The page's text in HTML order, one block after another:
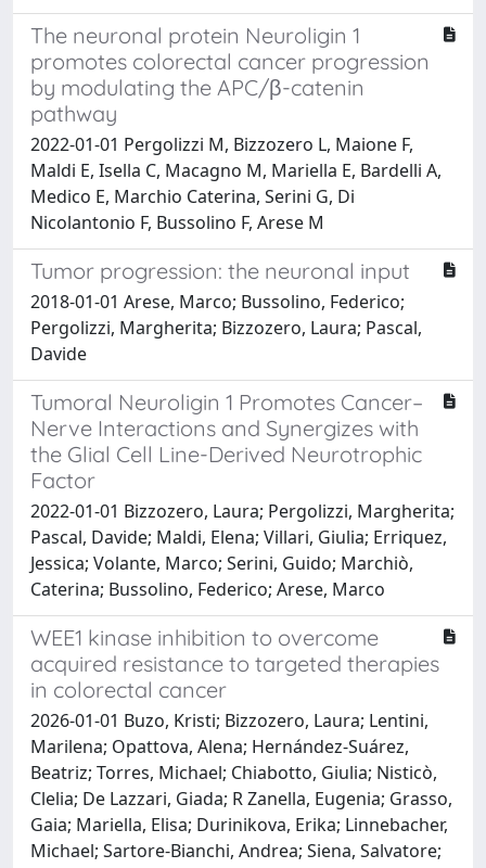
The neuronal protein Neuroligin 1
promotes colorectal cancer progression
by modulating the APC/β-catenin
pathway
2022-01-01 Pergolizzi M, Bizzozero L, Maione F,
Maldi E, Isella C, Macagno M, Mariella E, Bardelli A,
Medico E, Marchio Caterina, Serini G, Di
Nicolantonio F, Bussolino F, Arese M
Tumor progression: the neuronal input
2018-01-01 Arese, Marco; Bussolino, Federico;
Pergolizzi, Margherita; Bizzozero, Laura; Pascal,
Davide
Tumoral Neuroligin 1 Promotes Cancer–
Nerve Interactions and Synergizes with
the Glial Cell Line-Derived Neurotrophic
Factor
2022-01-01 Bizzozero, Laura; Pergolizzi, Margherita;
Pascal, Davide; Maldi, Elena; Villari, Giulia; Erriquez,
Jessica; Volante, Marco; Serini, Guido; Marchiò,
Caterina; Bussolino, Federico; Arese, Marco
WEE1 kinase inhibition to overcome
acquired resistance to targeted therapies
in colorectal cancer
2026-01-01 Buzo, Kristi; Bizzozero, Laura; Lentini,
Marilena; Opattova, Alena; Hernández-Suárez,
Beatriz; Torres, Michael; Chiabotto, Giulia; Nisticò,
Clelia; De Lazzari, Giada; R Zanella, Eugenia; Grasso,
Gaia; Mariella, Elisa; Durinikova, Erika; Linnebacher,
Michael; Sartore-Bianchi, Andrea; Siena, Salvatore;